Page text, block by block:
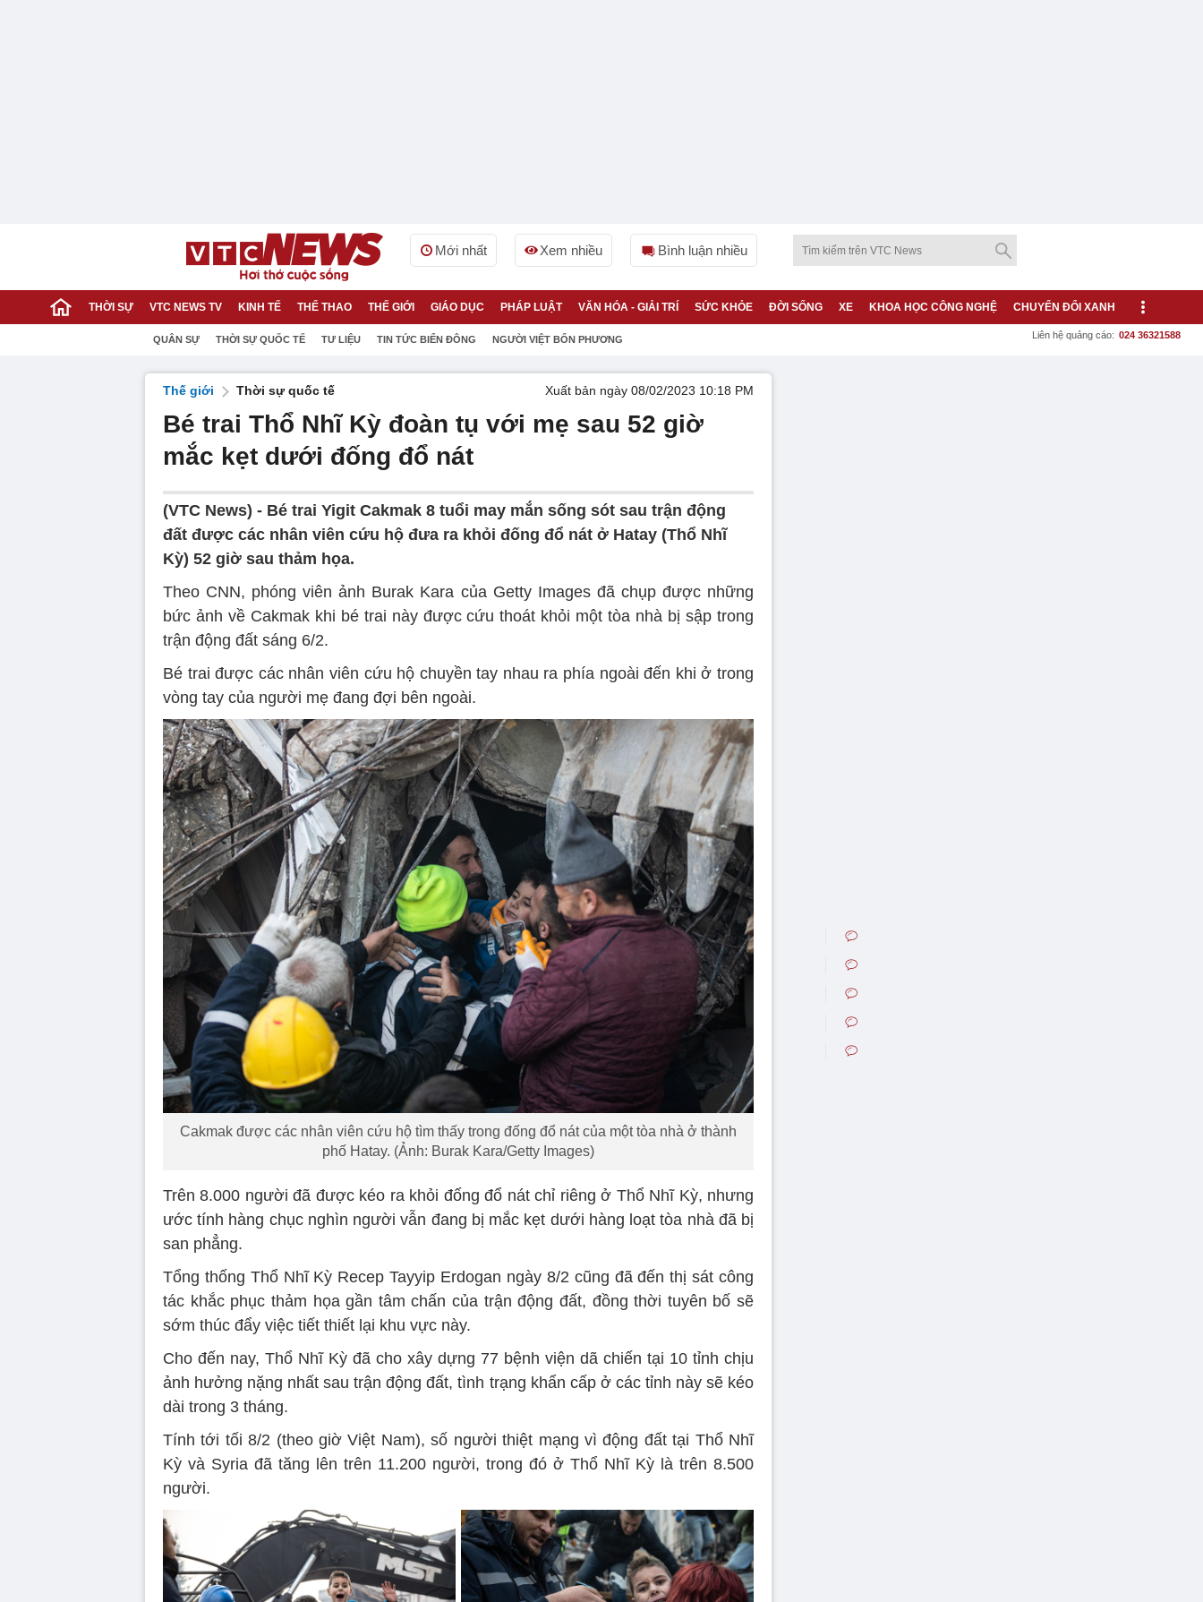
Mới nhất Xem nhiều Bình luận nhiều
THỜI SỰ VTC NEWS TV KINH TẾ THỂ THAO THẾ GIỚI GIÁO DỤC PHÁP LUẬT VĂN HÓA - GIẢI TRÍ SỨC KHỎE ĐỜI SỐNG XE KHOA HỌC CÔNG NGHỆ CHUYỂN ĐỔI XANH
QUÂN SỰ THỜI SỰ QUỐC TẾ TƯ LIỆU TIN TỨC BIỂN ĐÔNG NGƯỜI VIỆT BỐN PHƯƠNG Liên hệ quảng cáo: 024 36321588
Thế giới Thời sự quốc tế Xuất bản ngày 08/02/2023 10:18 PM
Bé trai Thổ Nhĩ Kỳ đoàn tụ với mẹ sau 52 giờ
mắc kẹt dưới đống đổ nát
(VTC News) - Bé trai Yigit Cakmak 8 tuổi may mắn sống sót sau trận động
đất được các nhân viên cứu hộ đưa ra khỏi đống đổ nát ở Hatay (Thổ Nhĩ
Kỳ) 52 giờ sau thảm họa.
Theo CNN, phóng viên ảnh Burak Kara của Getty Images đã chụp được những
bức ảnh về Cakmak khi bé trai này được cứu thoát khỏi một tòa nhà bị sập trong
trận động đất sáng 6/2.
Bé trai được các nhân viên cứu hộ chuyền tay nhau ra phía ngoài đến khi ở trong
vòng tay của người mẹ đang đợi bên ngoài.
Cakmak được các nhân viên cứu hộ tìm thấy trong đống đổ nát của một tòa nhà ở thành
phố Hatay. (Ảnh: Burak Kara/Getty Images)
Trên 8.000 người đã được kéo ra khỏi đống đổ nát chỉ riêng ở Thổ Nhĩ Kỳ, nhưng
ước tính hàng chục nghìn người vẫn đang bị mắc kẹt dưới hàng loạt tòa nhà đã bị
san phẳng.
Tổng thống Thổ Nhĩ Kỳ Recep Tayyip Erdogan ngày 8/2 cũng đã đến thị sát công
tác khắc phục thảm họa gần tâm chấn của trận động đất, đồng thời tuyên bố sẽ
sớm thúc đẩy việc tiết thiết lại khu vực này.
Cho đến nay, Thổ Nhĩ Kỳ đã cho xây dựng 77 bệnh viện dã chiến tại 10 tỉnh chịu
ảnh hưởng nặng nhất sau trận động đất, tình trạng khẩn cấp ở các tỉnh này sẽ kéo
dài trong 3 tháng.
Tính tới tối 8/2 (theo giờ Việt Nam), số người thiệt mạng vì động đất tại Thổ Nhĩ
Kỳ và Syria đã tăng lên trên 11.200 người, trong đó ở Thổ Nhĩ Kỳ là trên 8.500
người.